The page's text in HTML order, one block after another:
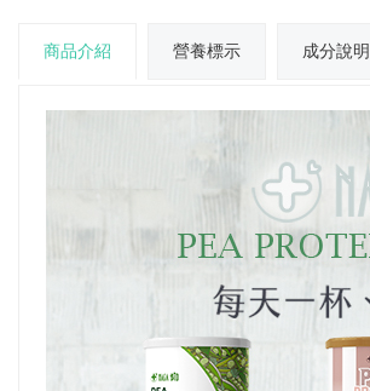
商品介紹 營養標示 成分說明